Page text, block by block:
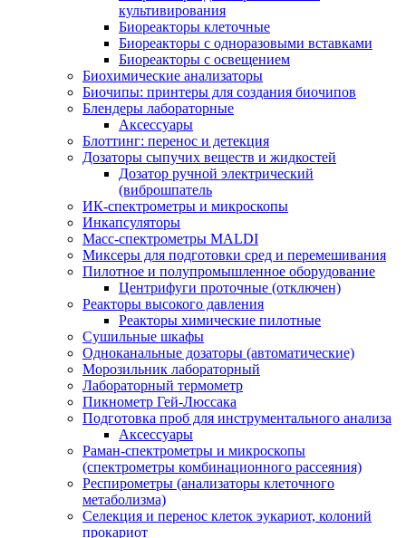
культивирования
Биореакторы клеточные
Биореакторы с одноразовыми вставками
Биореакторы с освещением
Биохимические анализаторы
Биочипы: принтеры для создания биочипов
Блендеры лабораторные
Аксессуары
Блоттинг: перенос и детекция
Дозаторы сыпучих веществ и жидкостей
Дозатор ручной электрический
(виброшпатель
ИК-спектрометры и микроскопы
Инкапсуляторы
Масс-спектрометры MALDI
Миксеры для подготовки сред и перемешивания
Пилотное и полупромышленное оборудование
Центрифуги проточные (отключен)
Реакторы высокого давления
Реакторы химические пилотные
Сушильные шкафы
Одноканальные дозаторы (автоматические)
Морозильник лабораторный
Лабораторный термометр
Пикнометр Гей-Люссака
Подготовка проб для инструментального анализа
Аксессуары
Раман-спектрометры и микроскопы
(спектрометры комбинационного рассеяния)
Респирометры (анализаторы клеточного
метаболизма)
Селекция и перенос клеток эукариот, колоний
прокариот